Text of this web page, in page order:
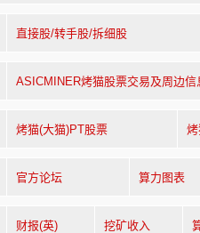
直接股/转手股/拆细股
ASICMINER烤猫股票交易及周边信
烤猫(大猫)PT股票
官方论坛 算力图表
财报(英) 挖矿收入